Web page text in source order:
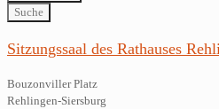
Suche
Sitzungssaal des Rathauses
Bouzonviller Platz
Rehlingen-Siersburg